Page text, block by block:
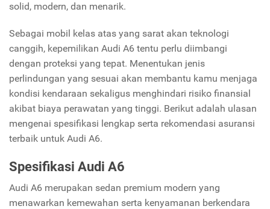
solid, modern, dan menarik.
Sebagai mobil kelas atas yang sarat akan teknologi
canggih, kepemilikan Audi A6 tentu perlu diimbangi
dengan proteksi yang tepat. Menentukan jenis
perlindungan yang sesuai akan membantu kamu menjaga
kondisi kendaraan sekaligus menghindari risiko finansial
akibat biaya perawatan yang tinggi. Berikut adalah ulasan
mengenai spesifikasi lengkap serta rekomendasi asuransi
terbaik untuk Audi A6.
Spesifikasi Audi A6
Audi A6 merupakan sedan premium modern yang
menawarkan kemewahan serta kenyamanan berkendara